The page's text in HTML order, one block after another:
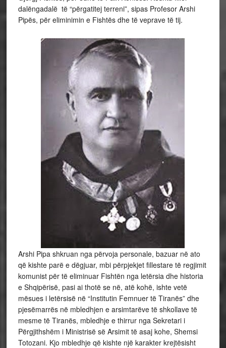
dalëngadalë të “përgatitej terreni”, sipas Profesor Arshi
Pipës, për eliminimin e Fishtës dhe të veprave të tij.
Arshi Pipa shkruan nga përvoja personale, bazuar në ato
që kishte parë e dëgjuar, mbi përpjekjet fillestare të regjimit
komunist për të eliminuar Fishtën nga letërsia dhe historia
e Shqipërisë, pasi ai thotë se në, atë kohë, ishte vetë
mësues i letërsisë në “Institutin Femnuer të Tiranës” dhe
pjesëmarrës në mbledhjen e arsimtarëve të shkollave të
mesme të Tiranës, mbledhje e thirrur nga Sekretari i
Përgjithshëm i Ministrisë së Arsimit të asaj kohe, Shemsi
Totozani. Kjo mbledhje që kishte një karakter krejtësisht